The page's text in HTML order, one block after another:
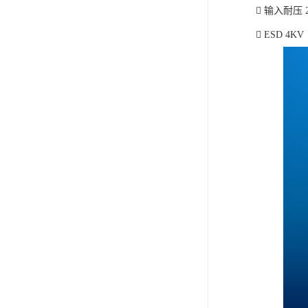
 输入耐压
 ESD 4KV